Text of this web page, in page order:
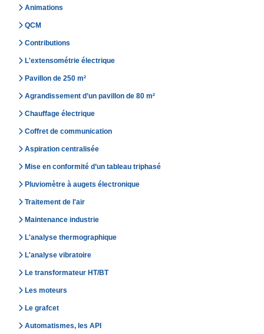
Animations
QCM
Contributions
L'extensométrie électrique
Pavillon de 250 m²
Agrandissement d’un pavillon de 80 m²
Chauffage électrique
Coffret de communication
Aspiration centralisée
Mise en conformité d’un tableau triphasé
Pluviomètre à augets électronique
Traitement de l'air
Maintenance industrie
L'analyse thermographique
L'analyse vibratoire
Le transformateur HT/BT
Les moteurs
Le grafcet
Automatismes, les API